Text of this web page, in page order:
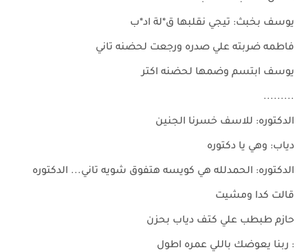
يوسف بخبث: تيجي نقلبها ق*لة اد*ب
فاطمه ضربته علي صدره ورجعت لحضنه تاني
يوسف ابتسم وضمها لحضنه اكتر
.........
الدكتوره: للاسف خسرنا الجنين
دياب: وهي يا دكتوره
الدكتوره: الحمدلله هي كويسه هتفوق شويه تاني... الدكتوره
قالت كدا ومشيت
حازم طبطب علي كتف دياب بحزن
: ربنا يعوضك باللي عمره اطول